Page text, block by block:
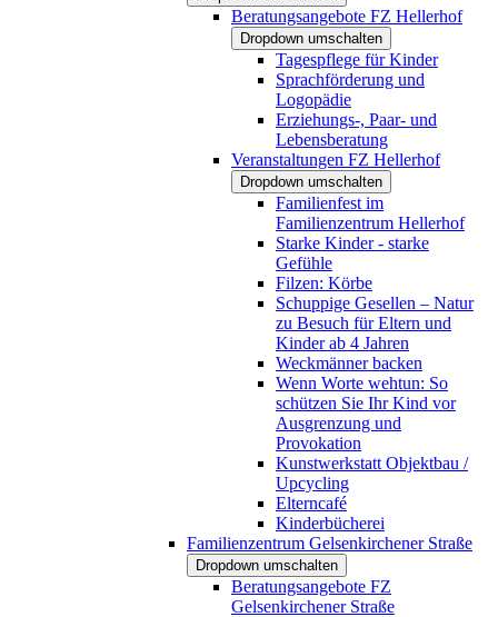
Beratungsangebote FZ Hellerhof
Dropdown umschalten
Tagespflege für Kinder
Sprachförderung und
Logopädie
Erziehungs-, Paar- und
Lebensberatung
Veranstaltungen FZ Hellerhof
Dropdown umschalten
Familienfest im
Familienzentrum Hellerhof
Starke Kinder - starke
Gefühle
Filzen: Körbe
Schuppige Gesellen – Natur
zu Besuch für Eltern und
Kinder ab 4 Jahren
Weckmänner backen
Wenn Worte wehtun: So
schützen Sie Ihr Kind vor
Ausgrenzung und
Provokation
Kunstwerkstatt Objektbau /
Upcycling
Elterncafé
Kinderbücherei
Familienzentrum Gelsenkirchener Straße
Dropdown umschalten
Beratungsangebote FZ
Gelsenkirchener Straße